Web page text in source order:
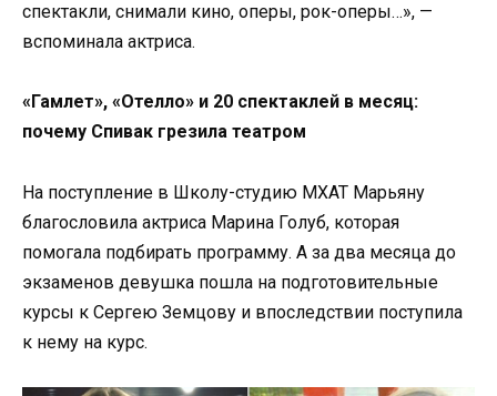
спектакли, снимали кино, оперы, рок-оперы…», —
вспоминала актриса.
«Гамлет», «Отелло» и 20 спектаклей в месяц:
почему Спивак грезила театром
На поступление в Школу-студию МХАТ Марьяну
благословила актриса Марина Голуб, которая
помогала подбирать программу. А за два месяца до
экзаменов девушка пошла на подготовительные
курсы к Сергею Земцову и впоследствии поступила
к нему на курс.